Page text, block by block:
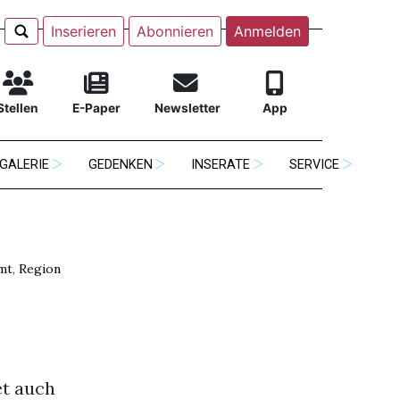
Inserieren Abonnieren Anmelden
E-Paper Newsletter App
GALERIE GEDENKEN INSERATE SERVICE
, Region
auch